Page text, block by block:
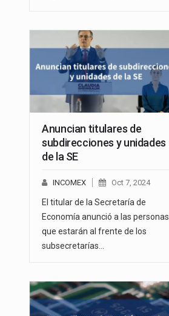
Anuncian titulares de
subdirecciones y unidades
de la SE
INCOMEX Oct 7, 2024
El titular de la Secretaría de
Economía anunció a las personas
que estarán al frente de los
subsecretarías…